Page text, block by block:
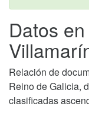
Datos
Relación de
Reino de Galicia,
clasificadas